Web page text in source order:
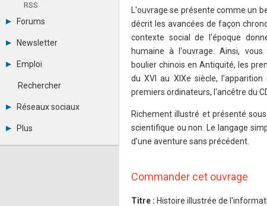
RSS
Forums
Tous les forums
Se connecter
Messages privés
Contacter un modérateur
Newsletter
Archives
Abonnement
Emploi
Consulter les annonces
Observatoire de l'emploi
Rechercher
Réseaux sociaux
LinkedIn
Plus
Annonceurs
L'ouvrage se présente comme un
décrit les avancées de façon
contexte social de l'époque
humaine à l'ouvrage. Ainsi,
boulier chinois en Antiquité, les
du XVI au XIXe siècle,
premiers ordinateurs, l'ancêtre du
Richement illustré et présenté
scientifique ou non. Le langage
d'une aventure sans précédent.
Commander cet ouvrage
Titre : Histoire illustrée de